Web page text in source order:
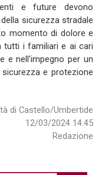
e future devono
sicurezza stradale
momento di dolore e
i familiari e ai cari
e nell'impegno per un
e protezione
di Castello/Umbertide
12/03/2024 14:45
Redazione